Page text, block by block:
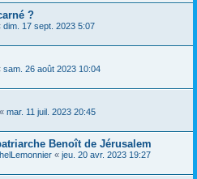
?
dim. 17 sept. 2023 5:07
sam. 26 août 2023 10:04
« mar. 11 juil. 2023 20:45
Benoît de Jérusalem
« jeu. 20 avr. 2023 19:27